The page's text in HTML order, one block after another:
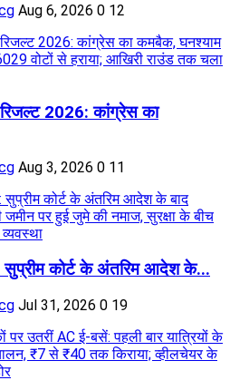
Aug 6, 2026 0 12
रिजल्ट 2026: कांग्रेस का
Aug 3, 2026 0 11
सुप्रीम कोर्ट के अंतरिम आदेश के...
Jul 31, 2026 0 19